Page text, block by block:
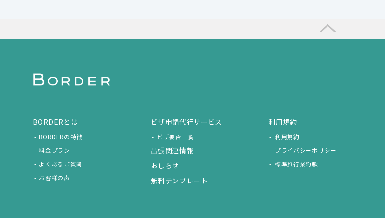
BORDERとは
BORDERの特徴
料金プラン
よくあるご質問
お客様の声
ビザ申請代行サービス
ビザ要否一覧
出張関連情報
おしらせ
無料テンプレート
利用規約
利用規約
プライバシーポリシー
標準旅行業約款